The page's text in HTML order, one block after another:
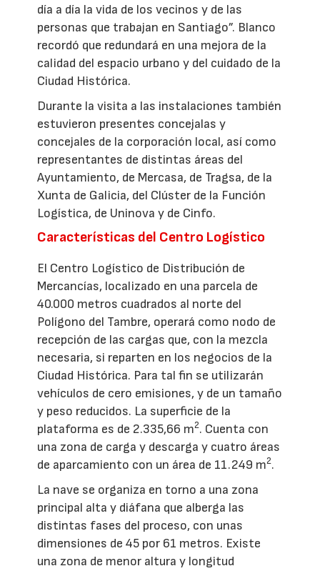
día a día la vida de los vecinos y de las
personas que trabajan en Santiago”. Blanco
recordó que redundará en una mejora de la
calidad del espacio urbano y del cuidado de la
Ciudad Histórica.
Durante la visita a las instalaciones también
estuvieron presentes concejalas y
concejales de la corporación local, así como
representantes de distintas áreas del
Ayuntamiento, de Mercasa, de Tragsa, de la
Xunta de Galicia, del Clúster de la Función
Logística, de Uninova y de Cinfo.
Características del Centro Logístico
El Centro Logístico de Distribución de
Mercancías, localizado en una parcela de
40.000 metros cuadrados al norte del
Polígono del Tambre, operará como nodo de
recepción de las cargas que, con la mezcla
necesaria, si reparten en los negocios de la
Ciudad Histórica. Para tal fin se utilizarán
vehículos de cero emisiones, y de un tamaño
y peso reducidos. La superficie de la
plataforma es de 2.335,66 m2. Cuenta con
una zona de carga y descarga y cuatro áreas
de aparcamiento con un área de 11.249 m2.
La nave se organiza en torno a una zona
principal alta y diáfana que alberga las
distintas fases del proceso, con unas
dimensiones de 45 por 61 metros. Existe
una zona de menor altura y longitud